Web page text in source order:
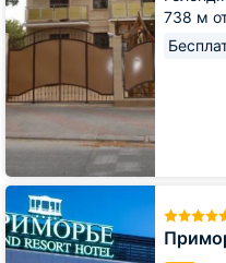
738 м
Приморье
Grand
Resort
Hotel